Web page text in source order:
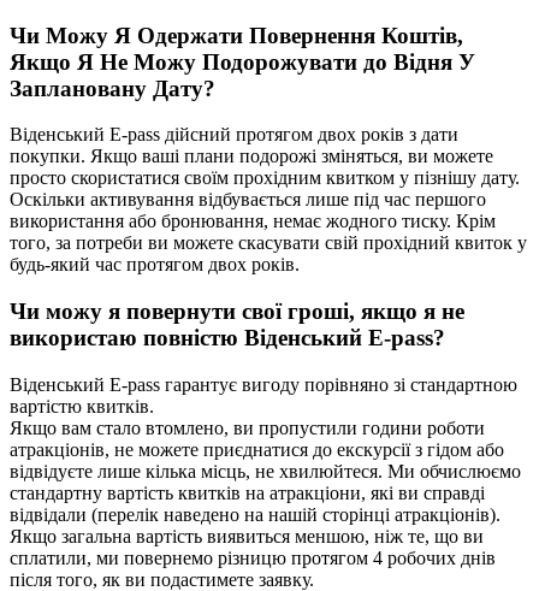
Чи Можу Я Одержати Повернення Коштів,
Якщо Я Не Можу Подорожувати до Відня У
Заплановану Дату?
Віденський E-pass дійсний протягом двох років з дати
покупки. Якщо ваші плани подорожі зміняться, ви можете
просто скористатися своїм прохідним квитком у пізнішу дату.
Оскільки активування відбувається лише під час першого
використання або бронювання, немає жодного тиску. Крім
того, за потреби ви можете скасувати свій прохідний квиток у
будь-який час протягом двох років.
Чи можу я повернути свої гроші, якщо я не
використаю повністю Віденський E-pass?
Віденський E-pass гарантує вигоду порівняно зі стандартною
вартістю квитків.
Якщо вам стало втомлено, ви пропустили години роботи
атракціонів, не можете приєднатися до екскурсії з гідом або
відвідуєте лише кілька місць, не хвилюйтеся. Ми обчислюємо
стандартну вартість квитків на атракціони, які ви справді
відвідали (перелік наведено на нашій сторінці атракціонів).
Якщо загальна вартість виявиться меншою, ніж те, що ви
сплатили, ми повернемо різницю протягом 4 робочих днів
після того, як ви подастимете заявку.